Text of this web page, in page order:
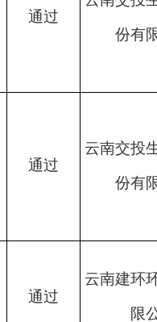
通过
份有
通过
云南交投
份有
通过
云南建环
限